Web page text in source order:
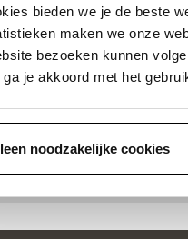
bieden we je de beste
maken we onze
bezoeken kunnen
ga je akkoord met het
noodzakelijke cookies
Bekijk meer